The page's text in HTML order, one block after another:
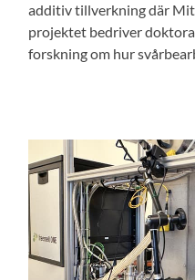
additiv tillverkning där
projektet bedriver
forskning om hur